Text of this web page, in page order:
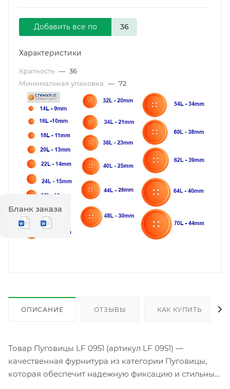
Добавить все по
Характеристики
Кратность — 36
Минимальная упаковка — 72
ОПИСАНИЕ ОТЗЫВЫ КАК КУПИТЬ
Товар Пуговицы LF 0951 (артикул LF 0951) —
качественная фурнитура из категории Пуговицы,
которая обеспечит надежную фиксацию и стильный
Бланк заказа